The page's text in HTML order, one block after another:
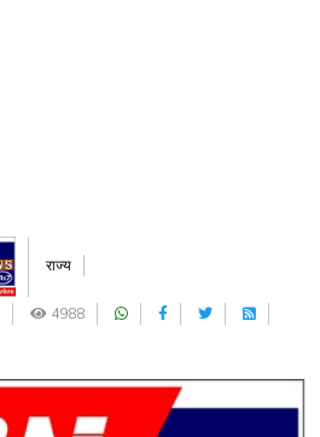
राज्य
4988